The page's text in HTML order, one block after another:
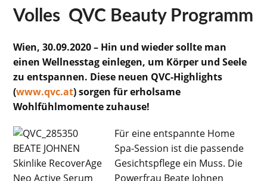
Volles QVC Beauty Programm
Wien, 30.09.2020 – Hin und wieder sollte man
einen Wellnesstag einlegen, um Körper und Seele
zu entspannen. Diese neuen QVC-Highlights
(www.qvc.at) sorgen für erholsame
Wohlfühlmomente zuhause!
Für eine entspannte Home
Spa-Session ist die passende
Gesichtspflege ein Muss. Die
Powerfrau Beate Johnen